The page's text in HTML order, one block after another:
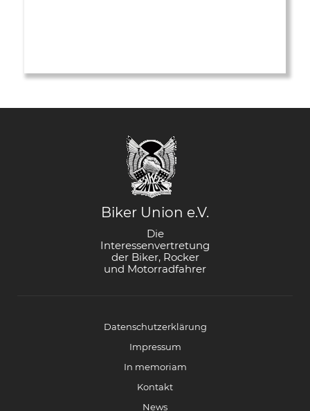
Biker Union e.V.
Die
Interessenvertretung
der Biker, Rocker
und Motorradfahrer
Datenschutzerklärung
Impressum
In memoriam
Kontakt
News